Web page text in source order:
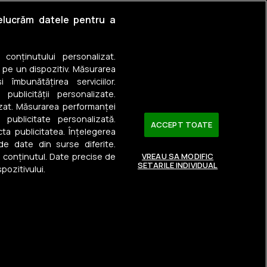
datele pentru a
personalizat.
un dispozitiv. Măsurarea
îmbunătățirea serviciilor.
personalizate.
Măsurarea performanței
personalizată.
publicitatea. Înțelegerea
date din surse diferite.
Date precise de
ACCEPT TOATE
VREAU SA MODIFIC
SETARILE INDIVIDUAL